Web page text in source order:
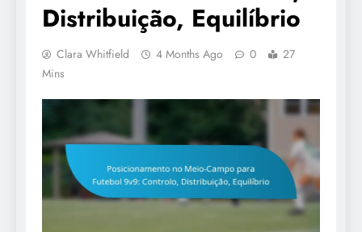
Distribuição, Equilíbrio
Clara Whitfield 4 Months Ago 0
27
Mins